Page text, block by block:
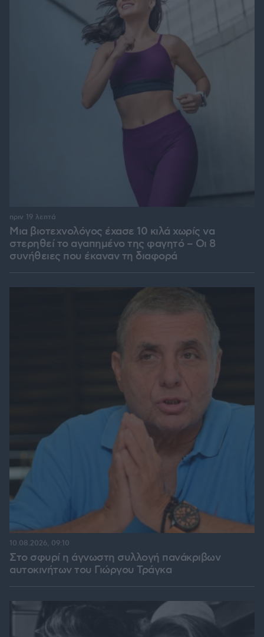
Μια βιοτεχνολόγος έχασε 10 κιλά χωρίς να
στερηθεί το αγαπημένο της φαγητό – Οι 8
συνήθειες που έκαναν τη διαφορά
πριν 19 λεπτά
Στο σφυρί η άγνωστη συλλογή πανάκριβων
αυτοκινήτων του Γιώργου Τράγκα
10.08.2026, 09:10